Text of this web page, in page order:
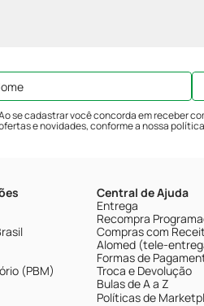
se cadastrar você concorda em receber
e novidades, conforme a nossa
(PBM)
Central de Ajuda
Entrega
Recompra
Compras com
Alomed (tele-
Formas de
Troca e Devolução
Bulas de A a Z
Políticas de